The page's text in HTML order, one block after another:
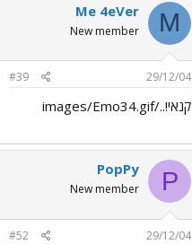
M
Me 4eVer
New member
29/12/04
#39
קנאי!../images/Emo34.gif
P
PopPy
New member
29/12/04
#52